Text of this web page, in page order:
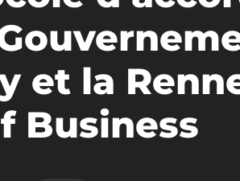
et la
Business